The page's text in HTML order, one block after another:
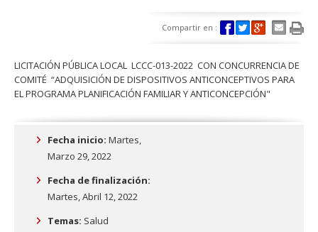
Compartir en :
LICITACIÓN PÚBLICA LOCAL LCCC-013-2022 CON CONCURRENCIA DE
COMITÉ “ADQUISICIÓN DE DISPOSITIVOS ANTICONCEPTIVOS PARA
EL PROGRAMA PLANIFICACIÓN FAMILIAR Y ANTICONCEPCIÓN"
Fecha inicio: Martes,
Marzo 29, 2022
Fecha de finalización:
Martes, Abril 12, 2022
Temas: Salud